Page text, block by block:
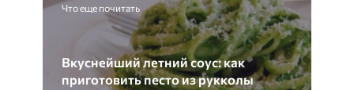
Что еще почитать
Вкуснейший летний соус: как
приготовить песто из рукколы